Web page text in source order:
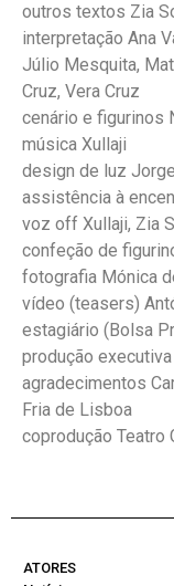
outros textos Zia
interpretação Ana
Júlio Mesquita,
Cruz, Vera Cruz
cenário e figurinos
música Xullaji
design de luz
assistência à
voz off Xullaji, Zia
confeção de
fotografia Mónica
vídeo (teasers)
estagiário (Bolsa
produção executiva
agradecimentos
Fria de Lisboa
coprodução Teatro
ATORES